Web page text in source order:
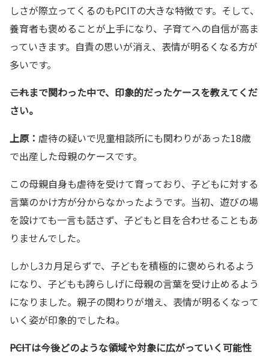
しさが際立ってくるのもPCITの大きな特徴です。そして、
養育者も褒めることが上手になり、子育てへの自信が高ま
っていきます。自責の思いが消え、表情が明るくなる方が
多いです。
――これまで関わった中で、印象的だったケースを教えてくだ
さい。
上原： 虐待の疑いで児童相談所にも関わりがあった18歳
で出産した母親のケースです。
この母親自身も虐待を受けて育っており、子どもに対する
言葉のかけ方が分からなかったようです。当初、遊びの場
を設けても一言も話さず、子どもと目を合わせることもあ
りませんでした。
しかし3カ月足らずで、子どもを積極的に褒められるよう
になり、子どもも誇らしげに母親の言葉を受け止めるよう
になりました。親子の関わりが増え、表情が明るくなって
いく姿が印象的でしたね。
――PCITは今後どのような領域や対象に広がっていく可能性